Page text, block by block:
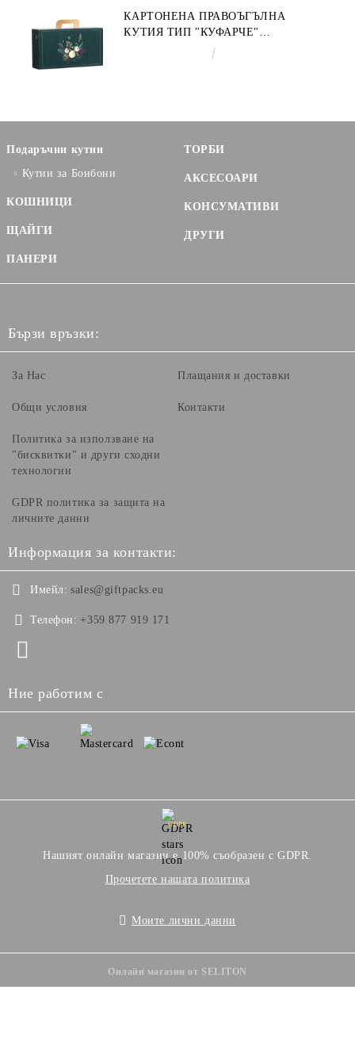
КАРТОНЕНА ПРАВОЪГЪЛНА
КУТИЯ ТИП "КУФАРЧЕ"
ENCHANTED NATURE, ЗЕЛЕНО/
Подаръчни кутии
Кутии за Бонбони
КОШНИЦИ
ЩАЙГИ
ПАНЕРИ
ТОРБИ
АКСЕСОАРИ
КОНСУМАТИВИ
ДРУГИ
Бързи връзки:
За Нас
Общи условия
Политика за използване на
"бисквитки" и други сходни
технологии
GDPR политика за защита на
личните данни
Плащания и доставки
Контакти
Информация за контакти:
Имейл: sales@giftpacks.eu
Телефон: +359 877 919 171
Ние работим с
GDPR
Нашият онлайн магазин е 100% съобразен с GDPR.
Прочетете нашата политика
Моите лични данни
Онлайн магазин от SELITON